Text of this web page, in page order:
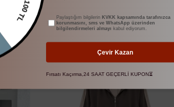
BENZER ÜRÜNLER
100 TL Paylaştığım bilgilerin KVKK kapsamında tarafınızca
korunmasını, sms ve WhatsApp üzerinden
bilgilendirmeleri almayı kabul ediyorum.
Çevir Kazan
Fırsatı Kaçırma,24 SAAT GEÇERLİ KUPON⏳